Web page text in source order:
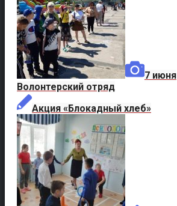
7 июня
Волонтерский отряд
Акция «Блокадный хлеб»